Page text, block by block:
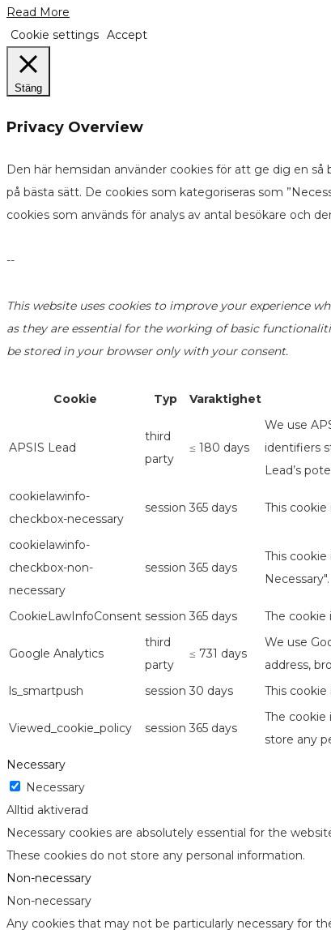
Read More
Cookie settings Accept
Stäng
Privacy Overview
Den här hemsidan använder cookies för att ge dig en så
på bästa sätt. De cookies som kategoriseras som
cookies som används för analys av antal besökare och
--
This website uses cookies to improve your experience
as they are essential for the working of basic
be stored in your browser only with your consent.
Cookie Typ Varaktighet
APSIS Lead
third
party
≤ 180 days
We use
identifiers
Lead’s
cookielawinfo-
checkbox-necessary
session 365 days This
cookielawinfo-
checkbox-non-
necessary
session 365 days
This
Necessary".
CookieLawInfoConsent session 365 days The cookie
Google Analytics
third
party
≤ 731 days
We use
address,
ls_smartpush
session 30 days This
Viewed_cookie_policy session 365 days
The cookie
store any
Necessary
Necessary
Alltid aktiverad
Necessary cookies are absolutely essential for the
These cookies do not store any personal information.
Non-necessary
Non-necessary
Any cookies that may not be particularly necessary for